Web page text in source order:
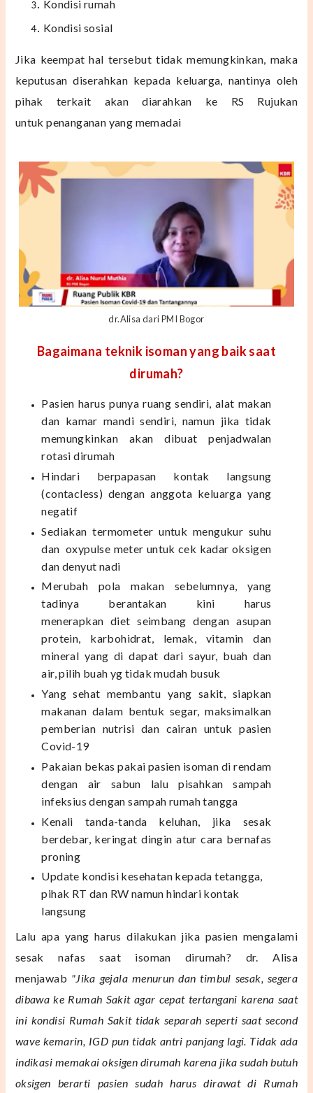
Kondisi rumah
Kondisi sosial
Jika keempat hal tersebut tidak memungkinkan, maka
keputusan diserahkan kepada keluarga, nantinya oleh
pihak terkait akan diarahkan ke RS Rujukan
untukpenanganan yang memadai
dr.Alisa dari PMI Bogor
Bagaimana teknik isoman yang baik saat
dirumah?
Pasien harus punya ruang sendiri, alat makan
dan kamar mandi sendiri, namun jika tidak
memungkinkan akan dibuatpenjadwalan
rotasi dirumah
Hindari berpapasan kontak langsung
(contacless) dengan anggota keluarga yang
negatif
Sediakan termometer untuk mengukur suhu
dan oxypulse meter untuk cek kadar oksigen
dan denyut nadi
Merubah pola makan sebelumnya, yang
tadinya berantakan kini harus
menerapkandiet seimbang dengan asupan
protein, karbohidrat, lemak, vitamin dan
mineral yang di dapat darisayur, buah dan
air,pilih buah yg tidak mudah busuk
Yang sehat membantu yang sakit, siapkan
makanan dalam bentuk segar, maksimalkan
pemberian nutrisi dan cairan untuk pasien
Covid-19
Pakaian bekas pakai pasien isoman di rendam
dengan air sabun lalu pisahkansampah
infeksius dengan sampah rumah tangga
Kenali tanda-tanda keluhan, jika sesak
berdebar, keringat dinginatur cara bernafas
proning
Update kondisi kesehatan kepada tetangga,
pihak RT dan RW namun hindari kontak
langsung
Lalu apa yang harus dilakukan jika pasien mengalami
sesak nafas saat isoman dirumah? dr. Alisa
menjawab "Jika gejala menurun dan timbul sesak, segera
dibawa ke Rumah Sakit agar cepat tertangani karena saat
ini kondisi Rumah Sakit tidak separah seperti saat second
wave kemarin, IGD pun tidak antri panjang lagi. Tidak ada
indikasi memakai oksigen dirumah karena jika sudah butuh
oksigen berarti pasien sudah harus dirawat di Rumah